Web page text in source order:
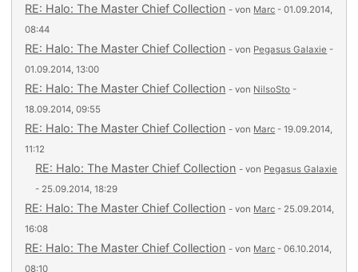
RE: Halo: The Master Chief Collection - von Marc - 01.09.2014,
08:44
RE: Halo: The Master Chief Collection - von Pegasus Galaxie -
01.09.2014, 13:00
RE: Halo: The Master Chief Collection - von NilsoSto -
18.09.2014, 09:55
RE: Halo: The Master Chief Collection - von Marc - 19.09.2014,
11:12
RE: Halo: The Master Chief Collection - von Pegasus Galaxie
- 25.09.2014, 18:29
RE: Halo: The Master Chief Collection - von Marc - 25.09.2014,
16:08
RE: Halo: The Master Chief Collection - von Marc - 06.10.2014,
08:10